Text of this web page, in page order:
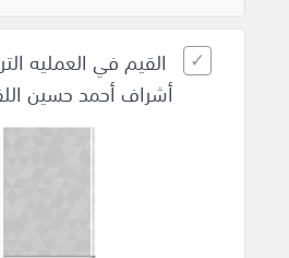
القيم في العمليه
أشراف أحمد حسين